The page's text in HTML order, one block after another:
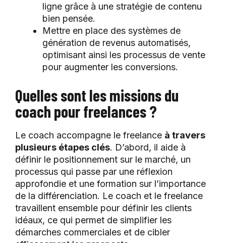
ligne grâce à une stratégie de contenu
bien pensée.
Mettre en place des systèmes de
génération de revenus automatisés,
optimisant ainsi les processus de vente
pour augmenter les conversions.
Quelles sont les missions du
coach pour freelances ?
Le coach accompagne le freelance à travers
plusieurs étapes clés. D’abord, il aide à
définir le positionnement sur le marché, un
processus qui passe par une réflexion
approfondie et une formation sur l’importance
de la différenciation. Le coach et le freelance
travaillent ensemble pour définir les clients
idéaux, ce qui permet de simplifier les
démarches commerciales et de cibler